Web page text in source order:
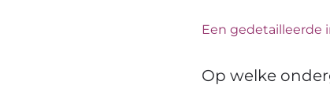
Een gedetailleerde
Op welke